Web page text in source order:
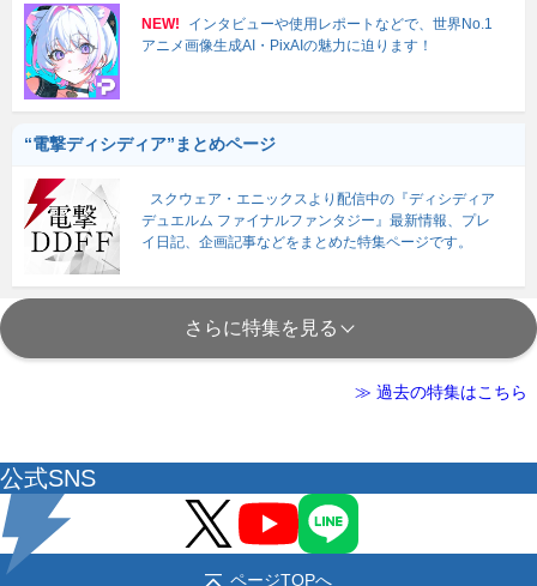
NEW!
インタビューや使用レポートなどで、世界No.1
アニメ画像生成AI・PixAIの魅力に迫ります！
“電撃ディシディア”まとめページ
スクウェア・エニックスより配信中の『ディシディア
デュエルム ファイナルファンタジー』最新情報、プレ
イ日記、企画記事などをまとめた特集ページです。
さらに特集を見る
≫ 過去の特集はこちら
公式SNS
ページTOPへ